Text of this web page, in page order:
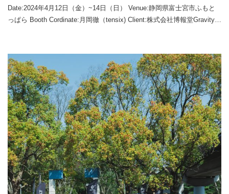
Date:2024年4月12日（金）~14日（日） Venue:静岡県富士宮市ふもと
っぱら Booth Cordinate:月岡徹（tensix) Client:株式会社博報堂Gravity…